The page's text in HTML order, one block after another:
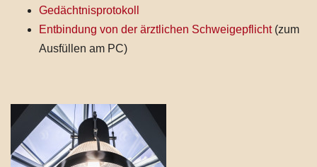
Gedächtnisprotokoll
Entbindung von der ärztlichen Schweigepflicht(zum
Ausfüllen am PC)